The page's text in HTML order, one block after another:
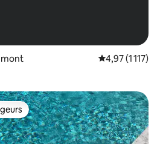
Évaluation
4,97 (1 117)
les plus appréciés